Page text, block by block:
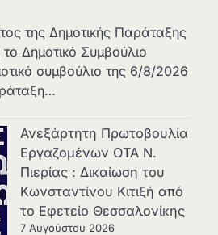
της Δημοτικής Παράταξης
Δημοτικό Συμβούλιο
συμβούλιο της 6/8/2026
Ανεξάρτητη Πρωτοβουλία
Εργαζομένων ΟΤΑ Ν.
Πιερίας : Δικαίωση του
Κωνσταντίνου Κιτιξή από
το Εφετείο Θεσσαλονίκης
7 Αυγούστου 2026